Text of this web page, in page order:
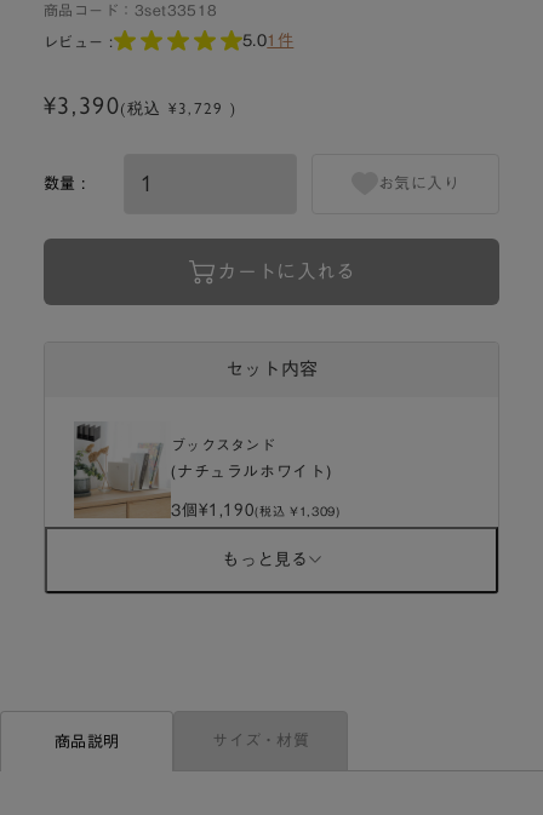
商品コード： 3set33518
レビュー : 5.01件
¥3,390(税込 ¥3,729 )
数量 :
カートに入れる
お気に入り
セット内容
ブックスタンド
(ナチュラルホワイト)
3個 ¥1,190(税込 ¥1,309)
もっと見る
商品説明 サイズ・材質